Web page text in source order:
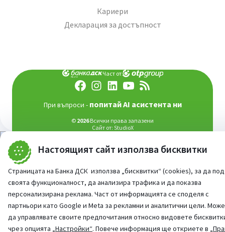
Настоящият сайт използва бисквитки
Страницата на Банка ДСК използва „бисквитки“ (cookies), за да
своята функционалност, да анализира трафика и да показва
персонализирана реклама. Част от информацията се споделя с
партньори като Google и Meta за рекламни и аналитични цели.
да управлявате своите предпочитания относно видовете
чрез опцията „Настройки“. Повече информация ще откриете в
Кариери
Декларация за достъпност
Част от:
При въпроси - попитай AI асистента ни
© 2026Всички права запазени
Сайт от: StudioX